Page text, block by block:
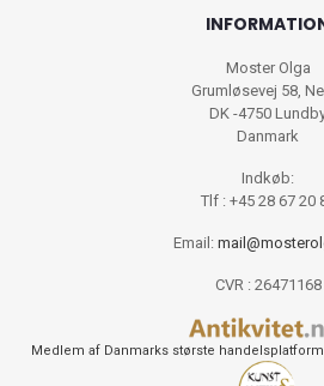
Moster Olga
Grumløsevej 58,
DK -4750
Danmark
Indkøb:
Tlf : +45 28 67 20
Email:
CVR : 26471168
Medlem af Danmarks største